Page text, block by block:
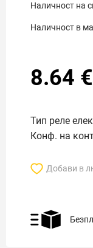
Наличност на
Наличност в
8.64 €
Тип реле
Конф. на
Добави в